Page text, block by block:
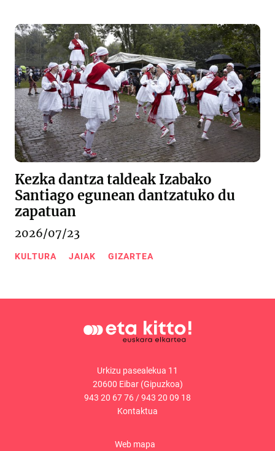
Kezka dantza taldeak Izabako
Santiago egunean dantzatuko du
zapatuan
2026/07/23
KULTURA JAIAK GIZARTEA
Urkizu pasealekua 11
20600 Eibar (Gipuzkoa)
943 20 67 76/943 20 09 18
Kontaktua
Web mapa